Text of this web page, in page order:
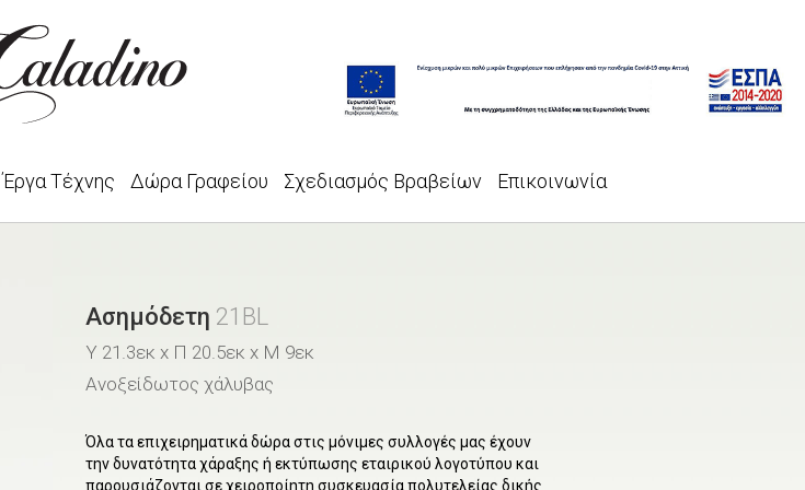
Έργα Τέχνης Δώρα Γραφείου Σχεδιασμός Βραβείων Επικοινωνία
Ασημόδετη 21BL
Υ 21.3εκ x Π 20.5εκ x Μ 9εκ
Ανοξείδωτος χάλυβας
Όλα τα επιχειρηματικά δώρα στις μόνιμες συλλογές μας έχουν
την δυνατότητα χάραξης ή εκτύπωσης εταιρικού λογοτύπου και
παρουσιάζονται σε χειροποίητη συσκευασία πολυτελείας δικής